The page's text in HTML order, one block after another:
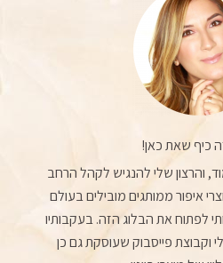
כיף שאת כאן!
והרצון שלי להנגיש לקהל הרחב
איפור ממותגים מובילים בעולם
לפתוח את הבלוג הזה. בעקבותיו
וקבוצת פייסבוק שעוסקת גם כן